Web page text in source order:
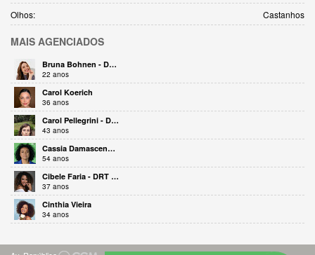
Olhos:
Castanhos
MAIS AGENCIADOS
Bruna Bohnen - DRT 35852
22 anos
Carol Koerich
36 anos
Carol Pellegrini - DRT 24545
43 anos
Cassia Damasceno - DRT 16702
54 anos
Cibele Faria - DRT 50697
37 anos
Cinthia Vieira
34 anos